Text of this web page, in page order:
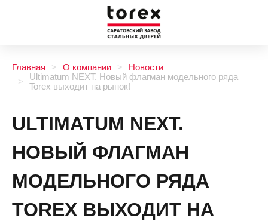
Главная О компании
Новости
Ultimatum NEXT. Новый флагман модельного ряда
Torex выходит на рынок!
ULTIMATUM NEXT.
НОВЫЙ ФЛАГМАН
МОДЕЛЬНОГО РЯДА
TOREX ВЫХОДИТ НА